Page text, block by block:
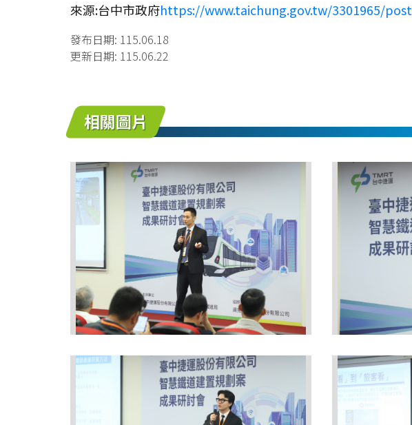
來源:台中市政府https://www.taichung.gov.tw/3301965/post
發布日期: 115.06.18
更新日期: 115.06.22
相關圖片